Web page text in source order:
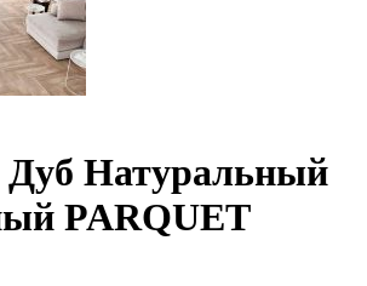
Натуральный
PARQUET